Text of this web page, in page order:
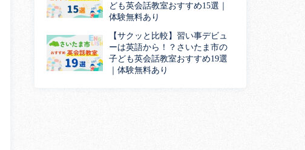
ども英会話教室おすすめ15選｜
体験無料あり
【サクッと比較】習い事デビュ
ーは英語から！？さいたま市の
子ども英会話教室おすすめ19選
｜体験無料あり